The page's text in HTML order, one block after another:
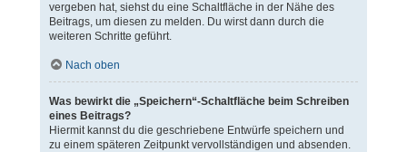
vergeben hat, siehst du eine Schaltfläche in der Nähe des
Beitrags, um diesen zu melden. Du wirst dann durch die
weiteren Schritte geführt.
Nach oben
Was bewirkt die „Speichern“-Schaltfläche beim Schreiben
eines Beitrags?
Hiermit kannst du die geschriebene Entwürfe speichern und
zu einem späteren Zeitpunkt vervollständigen und absenden.